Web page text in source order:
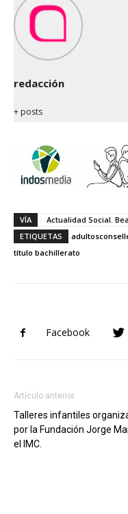
redacción
+ posts
VÍA
Actualidad Social.
ETIQUETAS
adultos
título bachillerato
Facebook
Artículo anterior
Talleres infantiles
por la Fundación Jorge
el IMC.